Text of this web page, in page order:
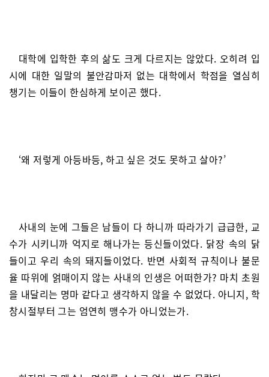
대학에 입학한 후의 삶도 크게 다르지는 않았다. 오히려 입
시에 대한 일말의 불안감마저 없는 대학에서 학점을 열심히
챙기는 이들이 한심하게 보이곤 했다.
‘왜 저렇게 아등바등, 하고 싶은 것도 못하고 살아?’
사내의 눈에 그들은 남들이 다 하니까 따라가기 급급한, 교
수가 시키니까 억지로 해나가는 등신들이었다. 닭장 속의 닭
들이고 우리 속의 돼지들이었다. 반면 사회적 규칙이나 불문
율 따위에 얽매이지 않는 사내의 인생은 어떠한가? 마치 초원
을 내달리는 명마 같다고 생각하지 않을 수 없었다. 아니지, 학
창시절부터 그는 엄연히 맹수가 아니었는가.